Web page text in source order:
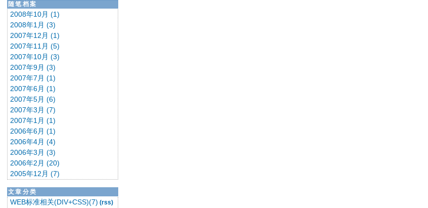
随笔档案
2008年10月 (1)
2008年1月 (3)
2007年12月 (1)
2007年11月 (5)
2007年10月 (3)
2007年9月 (3)
2007年7月 (1)
2007年6月 (1)
2007年5月 (6)
2007年3月 (7)
2007年1月 (1)
2006年6月 (1)
2006年4月 (4)
2006年3月 (3)
2006年2月 (20)
2005年12月 (7)
文章分类
WEB标准相关(DIV+CSS)(7) (rss)